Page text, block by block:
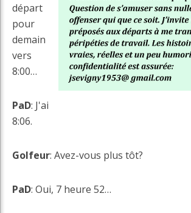
départ
pour
demain
vers
8:00…
PaD: J'ai
8:06.
Golfeur: Avez-vous plus tôt?
PaD: Oui, 7 heure 52…